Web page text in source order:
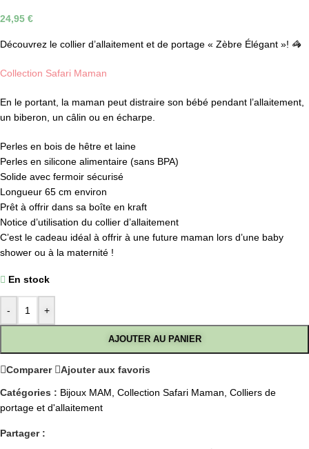
24,95 €
Découvrez le collier d’allaitement et de portage « Zèbre Élégant »! 🦓
Collection Safari Maman
En le portant, la maman peut distraire son bébé pendant l’allaitement,
un biberon, un câlin ou en écharpe.
Perles en bois de hêtre et laine
Perles en silicone alimentaire (sans BPA)
Solide avec fermoir sécurisé
Longueur 65 cm environ
Prêt à offrir dans sa boîte en kraft
Notice d’utilisation du collier d’allaitement
C’est le cadeau idéal à offrir à une future maman lors d’une baby
shower ou à la maternité !
En stock
- +
AJOUTER AU PANIER
Comparer Ajouter aux favoris
Catégories : Bijoux MAM Collection Safari Maman Colliers de
portage et d'allaitement
Partager :